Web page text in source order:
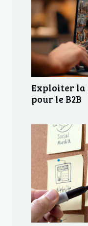
Exploiter la
pour le B2B